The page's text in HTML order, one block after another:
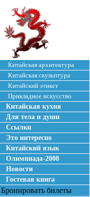
Китайская архитектура
Китайская скульптура
Китайский этикет
Прикладное искусство
Китайская кухня
Для тела и души
Ссылки
Это интересно
Китайский язык
Олимпиада-2008
Новости
Гостевая книга
Бронировать билеты